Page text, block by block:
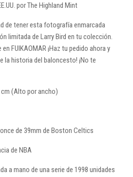
por The Highland Mint
de tener esta fotografía enmarcada
limitada de Larry Bird en tu colección.
FUIKAOMAR¡Haz tu pedido ahora y
la historia del baloncesto! ¡No te
(Alto por ancho)
de 39mm de Boston Celtics
de NBA
a mano de una serie de 1998 unidades